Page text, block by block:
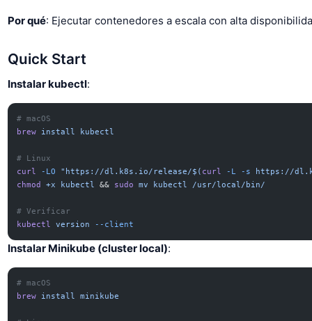
Por qué: Ejecutar contenedores a escala con alta
Quick Start
Instalar kubectl:
# macOS
brew install kubectl
# Linux
curl
-LO "https://dl.k8s.io/release/$( curl -L -s
https://
chmod
+x kubectl && sudo mv kubectl /usr/local/bin/
# Verificar
kubectl
version --client
Instalar Minikube (cluster local):
# macOS
brew install minikube